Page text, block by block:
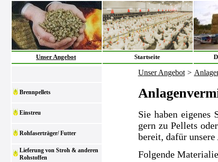
Unser Angebot Startseite
Brennpellets
Einstreu
Rohfaserträger/ Futter
Lieferung von Stroh & anderen
Rohstoffen
Unser Angebot >
Sie haben eigenes
gern zu Pellets
bereit, dafür
Folgende